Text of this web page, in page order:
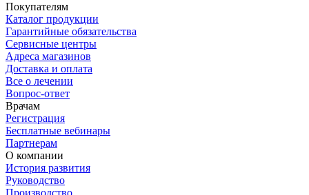
Покупателям
Каталог продукции
Гарантийные обязательства
Сервисные центры
Адреса магазинов
Доставка и оплата
Все о лечении
Вопрос-ответ
Врачам
Регистрация
Бесплатные вебинары
Партнерам
О компании
История развития
Руководство
Производство